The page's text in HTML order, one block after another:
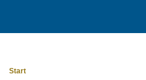
Start